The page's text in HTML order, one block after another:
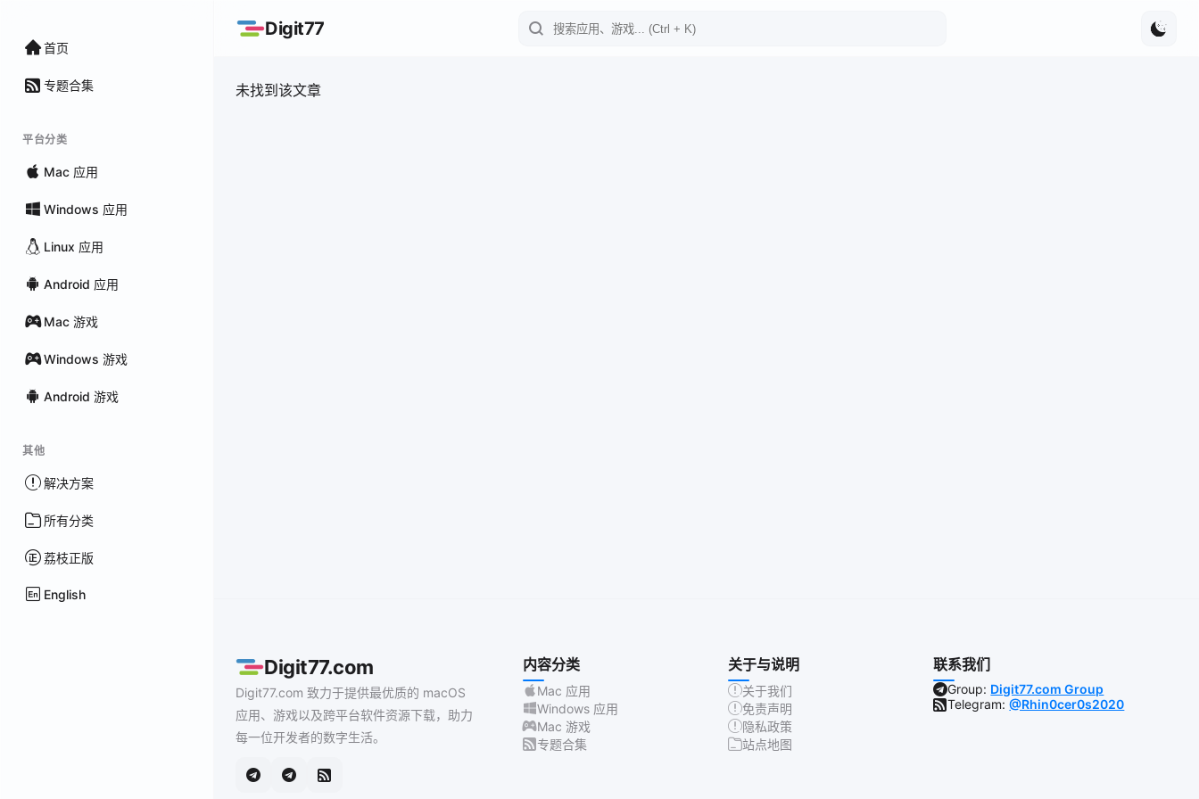
首页
专题合集
平台分类
Mac 应用
Windows 应用
Linux 应用
Android 应用
Mac 游戏
Windows 游戏
Android 游戏
其他
解决方案
所有分类
荔枝正版
English
Digit77
未找到该文章
Digit77.com
Digit77.com 致力于提供最优质的 macOS
应用、游戏以及跨平台软件资源下载，助力
每一位开发者的数字生活。
内容分类
Mac 应用
Windows 应用
Mac 游戏
专题合集
关于与说明
关于我们
免责声明
隐私政策
站点地图
联系我们
Group: Digit77.com Group
Telegram:@Rhin0cer0s2020